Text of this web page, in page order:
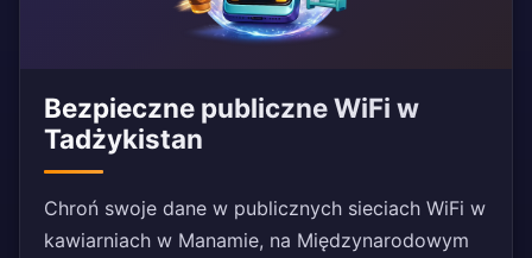
Bezpieczne publiczne WiFi w
Tadżykistan
Chroń swoje dane w publicznych sieciach WiFi w
kawiarniach w Manamie, na Międzynarodowym